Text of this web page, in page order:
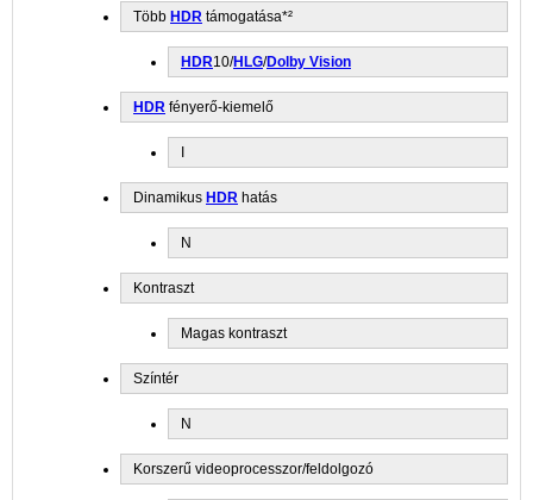
Több HDR támogatása*²
HDR10/HLG/Dolby Vision
HDR fényerő-kiemelő
I
Dinamikus HDR hatás
N
Kontraszt
Magas kontraszt
Színtér
N
Korszerű videoprocesszor/feldolgozó